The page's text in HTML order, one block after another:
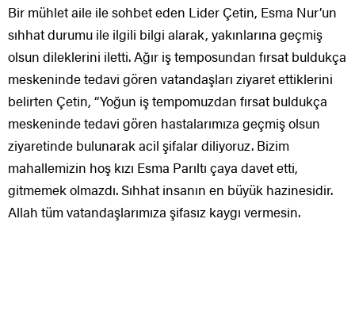
Bir mühlet aile ile sohbet eden Lider Çetin, Esma Nur’un
sıhhat durumu ile ilgili bilgi alarak, yakınlarına geçmiş
olsun dileklerini iletti. Ağır iş temposundan fırsat buldukça
meskeninde tedavi gören vatandaşları ziyaret ettiklerini
belirten Çetin, ‘‘Yoğun iş tempomuzdan fırsat buldukça
meskeninde tedavi gören hastalarımıza geçmiş olsun
ziyaretinde bulunarak acil şifalar diliyoruz. Bizim
mahallemizin hoş kızı Esma Parıltı çaya davet etti,
gitmemek olmazdı. Sıhhat insanın en büyük hazinesidir.
Allah tüm vatandaşlarımıza şifasız kaygı vermesin.